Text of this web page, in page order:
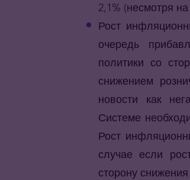
2,1% (несмотря
Рост
очередь
политики со
снижением
новости как
Системе
Рост
случае если
сторону